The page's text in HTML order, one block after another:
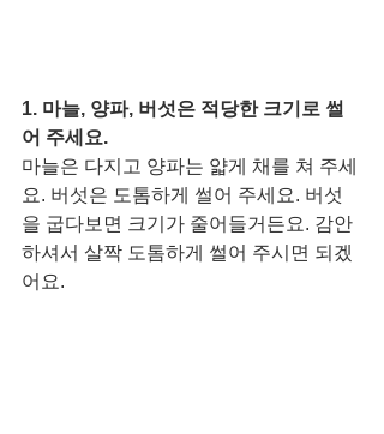
1. 마늘, 양파, 버섯은 적당한 크기로 썰
어 주세요.
마늘은 다지고 양파는 얇게 채를 쳐 주세
요. 버섯은 도톰하게 썰어 주세요. 버섯
을 굽다보면 크기가 줄어들거든요. 감안
하셔서 살짝 도톰하게 썰어 주시면 되겠
어요.